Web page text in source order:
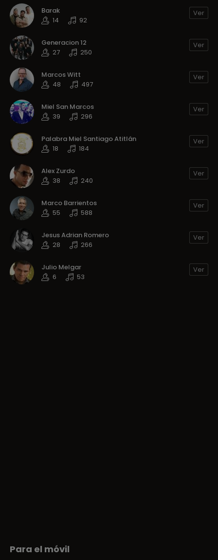
Barak
14
92
Ver
Generacion 12
27
250
Ver
Marcos Witt
48
497
Ver
Miel San Marcos
39
296
Ver
Palabra Miel Santiago Atitlán
18
184
Ver
Alex Zurdo
38
240
Ver
Marco Barrientos
55
588
Ver
Jesus Adrian Romero
28
266
Ver
Julio Melgar
6
53
Ver
Para el móvil